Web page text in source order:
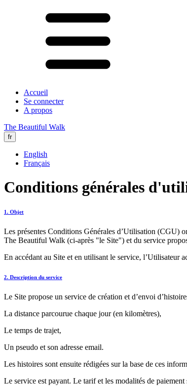
Accueil
Se connecter
A propos
The Beautiful Walk
fr
English
Français
Conditions générales
1. Objet
Les présentes Conditions Générales d’Utilisation (CGU)
The Beautiful Walk (ci-après "le Site") et du service
En accédant au Site et en utilisant le service, l’Utilisateur
2. Description du service
Le Site propose un service de création et d’envoi
La distance parcourue chaque jour (en kilomètres),
Le temps de trajet,
Un pseudo et son adresse email.
Les histoires sont ensuite rédigées sur la base de ces
Le service est payant. Le tarif et les modalités de paiement